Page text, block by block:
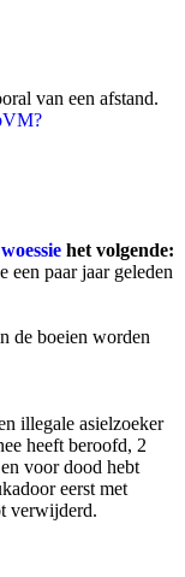
van een afstand.
woessie het volgende:
paar jaar geleden
de boeien worden
illegale asielzoeker
heeft beroofd, 2
voor dood hebt
eerst met
verwijderd.